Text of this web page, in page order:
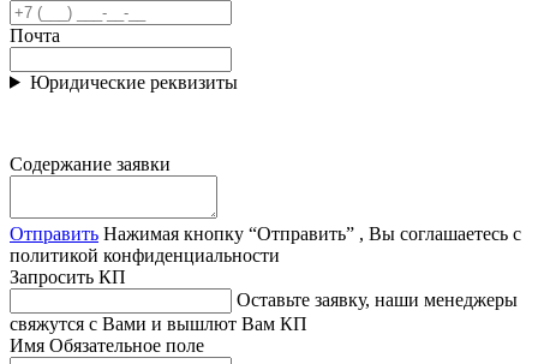
Почта
Юридические реквизиты
Содержание заявки
Отправить Нажимая кнопку “Отправить” , Вы соглашаетесь с
политикой конфиденциальности
Запросить КП
Оставьте заявку, наши менеджеры
свяжутся с Вами и вышлют Вам КП
Имя Обязательное поле